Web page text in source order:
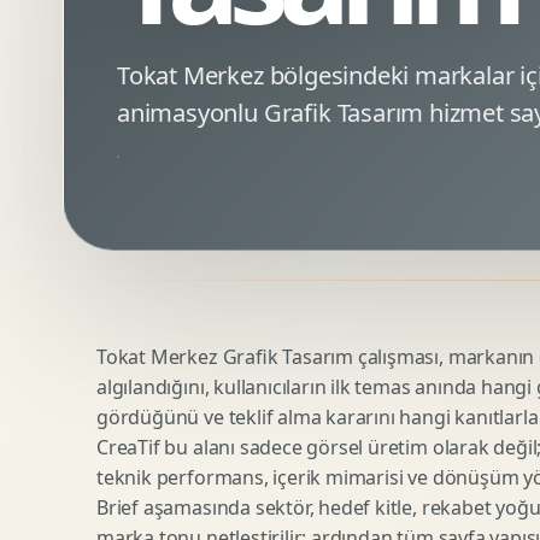
Minimal Logo Tasarimi
Amblem Tasarimi
Logo Revizyonu
Tipografik Logo Tasarimi
Startup Logo Tasarimi
Google Ads Reklam Tasarimi
Kampanya Stratejisi
Performans Reklam Kreatifleri
SEO Denetimi
E Ticaret SEO
Urun Gorsellestirme
3D Reklam Gorseli
Cgi Kampanya Gorseli
Motion 3D
3D Karakter Tasarimi
Tokat Merkez bölgesindeki markalar
animasyonlu Grafik Tasarım hizmet
Tokat Merkez Grafik Tasarım çalışması,
algılandığını, kullanıcıların ilk temas anında
gördüğünü ve teklif alma kararını hangi
CreaTif bu alanı sadece görsel üretim olarak
teknik performans, içerik mimarisi ve dönüşüm
Brief aşamasında sektör, hedef kitle, rekabet